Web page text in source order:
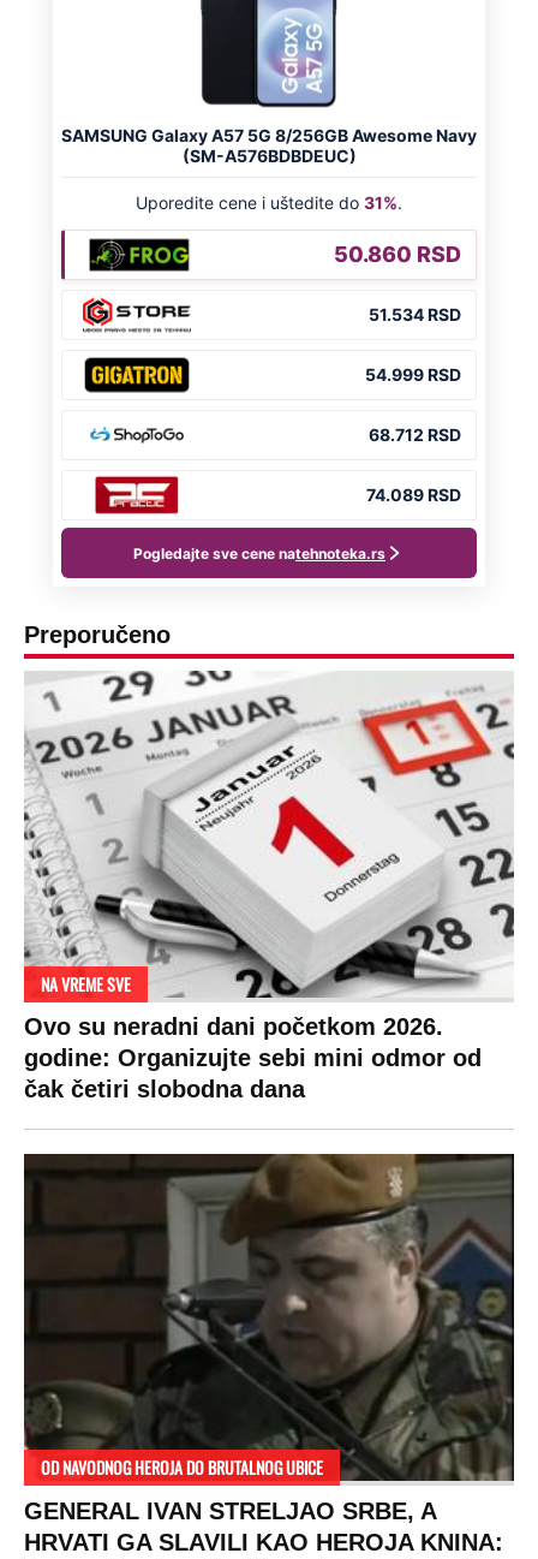
Preporučeno
NA VREME SVE
Ovo su neradni dani početkom 2026.
godine: Organizujte sebi mini odmor od
čak četiri slobodna dana
OD NAVODNOG HEROJA DO BRUTALNOG UBICE
GENERAL IVAN STRELJAO SRBE, A
HRVATI GA SLAVILI KAO HEROJA KNINA: